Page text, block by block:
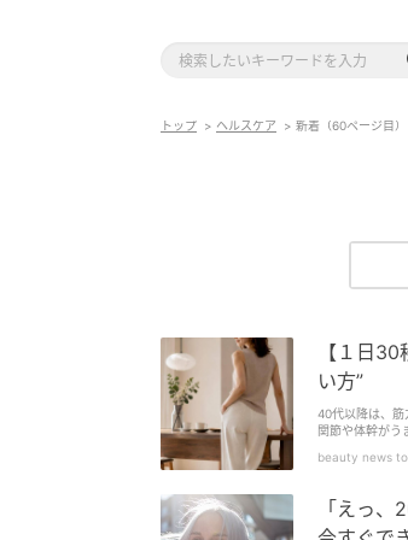
トップ ヘルスケア 新着（60ページ目）
【１日
い方”
40代以降は、筋
関節や体幹がう
beauty news
「えっ